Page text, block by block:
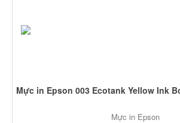
Mực in Epson 003 Ecotank Yellow Ink
Mực in Epson